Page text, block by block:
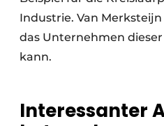
Industrie. Van
das Unternehmen
kann.
Interessanter